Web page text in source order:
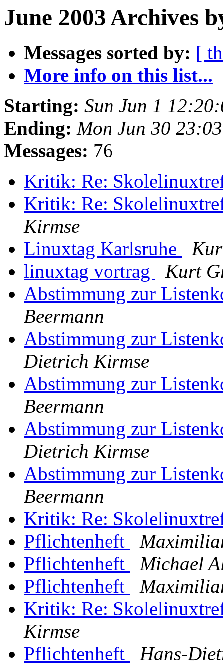
June 2003 Archives
Messages sorted by: [
More info on this list...
Starting: Sun Jun 1
Ending: Mon Jun 30
Messages: 76
Kritik: Re:
Kritik: Re:
Kirmse
Linuxtag Karlsruhe
linuxtag vortrag
Kurt
Abstimmung zur
Beermann
Abstimmung zur
Dietrich Kirmse
Abstimmung zur
Beermann
Abstimmung zur
Dietrich Kirmse
Abstimmung zur
Beermann
Kritik: Re:
Pflichtenheft
Pflichtenheft
Michael
Pflichtenheft
Kritik: Re:
Kirmse
Pflichtenheft
Hans-